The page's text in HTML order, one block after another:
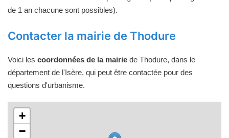
de 1 an chacune sont possibles).
Contacter la mairie de Thodure
Voici les coordonnées de la mairie de Thodure, dans le
département de l'Isère, qui peut être contactée pour des
questions d'urbanisme.
+
−